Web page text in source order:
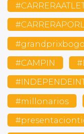
#CAMPIN
#millonarios